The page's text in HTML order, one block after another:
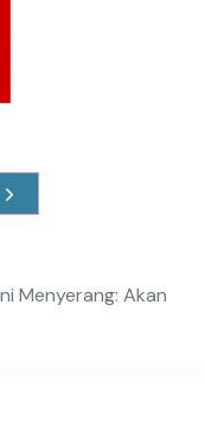
Menyerang: Akan